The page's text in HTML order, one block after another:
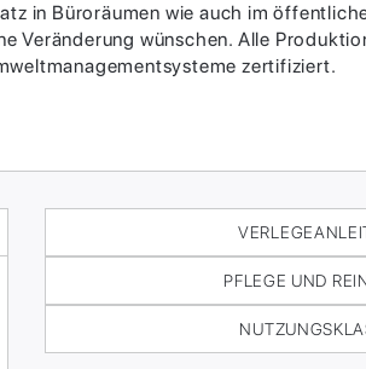
in Büroräumen wie auch im
Veränderung wünschen. Alle
zertifiziert.
PFLEGE UND